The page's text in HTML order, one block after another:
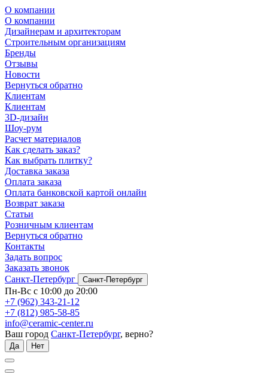
О компании
О компании
Дизайнерам и архитекторам
Строительным организациям
Бренды
Отзывы
Новости
Вернуться обратно
Клиентам
Клиентам
3D-дизайн
Шоу-рум
Расчет материалов
Как сделать заказ?
Как выбрать плитку?
Доставка заказа
Оплата заказа
Оплата банковской картой онлайн
Возврат заказа
Статьи
Розничным клиентам
Вернуться обратно
Контакты
Задать вопрос
Заказать звонок
Санкт-Петербург
Санкт-Петербург
Пн-Вс с 10:00 до 20:00
+7 (962) 343-21-12
+7 (812) 985-58-85
info@ceramic-center.ru
Ваш город Санкт-Петербург, верно?
Да Нет